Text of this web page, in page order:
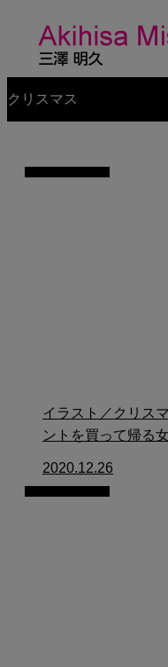
クリスマス
イラスト／クリス
ントを買って帰る
2020.12.26